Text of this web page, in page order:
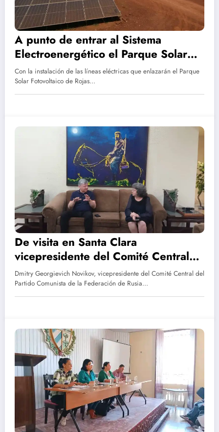
A punto de entrar al Sistema
Electroenergético el Parque Solar
Fotovoltaico de Rojas
Con la instalación de las líneas eléctricas que enlazarán el Parque
Solar Fotovoltaico de Rojas…
De visita en Santa Clara
vicepresidente del Comité Central
del Partido Comunista Ruso
Dmitry Georgievich Novikov, vicepresidente del Comité Central del
Partido Comunista de la Federación de Rusia…